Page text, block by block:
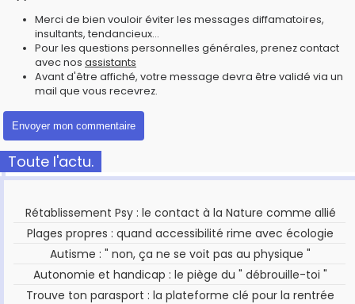
Merci de bien vouloir éviter les messages diffamatoires,
insultants, tendancieux...
Pour les questions personnelles générales, prenez contact
avec nos assistants
Avant d'être affiché, votre message devra être validé via un
mail que vous recevrez.
Toute l'actu.
Rétablissement Psy : le contact à la Nature comme allié
Plages propres : quand accessibilité rime avec écologie
Autisme : " non, ça ne se voit pas au physique "
Autonomie et handicap : le piège du " débrouille-toi "
Trouve ton parasport : la plateforme clé pour la rentrée